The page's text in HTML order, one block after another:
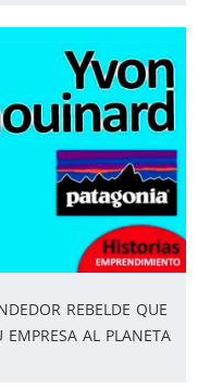
rebelde que
al planeta